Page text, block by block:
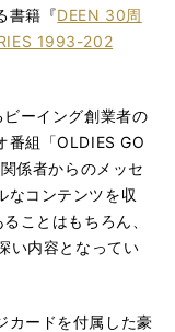
書籍『DEEN 30周
1993-202
ーイング創業者の
番組「OLDIES GO
係者からのメッセ
なコンテンツを収
ことはもちろん、
い内容となってい
カードを付属した豪